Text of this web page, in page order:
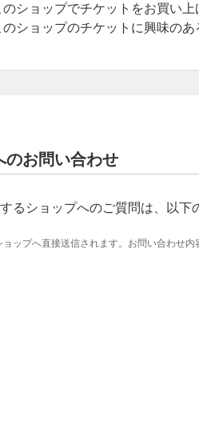
体初回の流れ＞
お着替え （必要な方のみ）
がリラックスできるウエアをご
のショップでチケットをお買い
のショップのチケットに興味の
のお問い合わせ
るショップへのご質問は、以下
ップへ直接送信されます。お問い合わせ